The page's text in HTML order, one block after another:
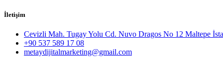
İletişim
Cevizli Mah. Tugay Yolu Cd. Nuvo Dragos No 12 Maltepe
+90 537 589 17 08
metaydijitalmarketing@gmail.com